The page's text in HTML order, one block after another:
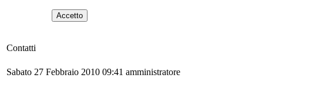
Accetto
Contatti
Sabato 27 Febbraio 2010 09:41 amministratore